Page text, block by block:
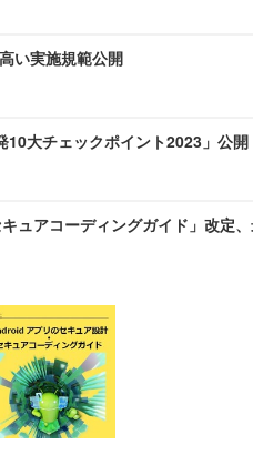
い実施規範公開
10大チェックポイント2023」公開
ュアコーディングガイド」改定